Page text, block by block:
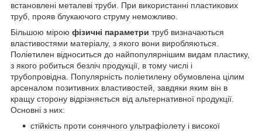
встановлені металеві труби. При використанні пластикових
труб, прояв блукаючого струму неможливо.
Більшою мірою фізичні параметри труб визначаються
властивостями матеріалу, з якого вони виробляються.
Поліетилен відноситься до найпопулярнішим видам пластику,
з якого робиться безліч продукції, в тому числі і
трубопровідна. Популярність поліетилену обумовлена цілим
арсеналом позитивних властивостей, завдяки яким він в
кращу сторону відрізняється від альтернативної продукції.
Основні з них:
стійкість проти сонячного ультрафіолету і високої